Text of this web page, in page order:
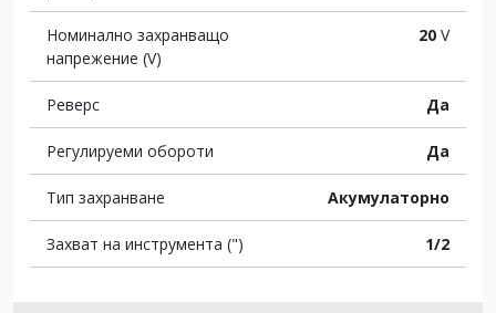
Номинално захранващо
напрежение (V)
20 V
Реверс Да
Регулируеми обороти Да
Тип захранване Акумулаторно
Захват на инструмента (") 1/2